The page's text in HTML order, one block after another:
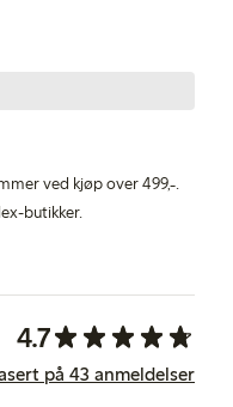
ved kjøp over 499,-.
butikker.
4.7
på 43 anmeldelser